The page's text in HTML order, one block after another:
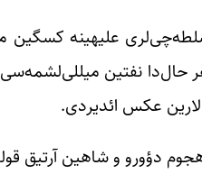
علیهینه کسگین
نفتین میللی‌لشمه‌سی
عکس ائدیردی.
دؤورو و شاهین آرتیق